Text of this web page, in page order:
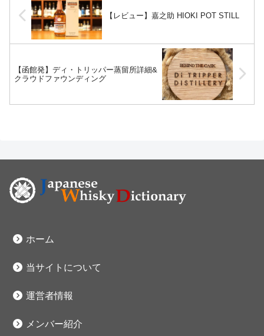
【レビュー】嘉之助 HIOKI POT STILL
【函館発】ディ・トリッパー蒸留所詳細&
クラウドファウンディング
ホーム
当サイトについて
運営者情報
メンバー紹介